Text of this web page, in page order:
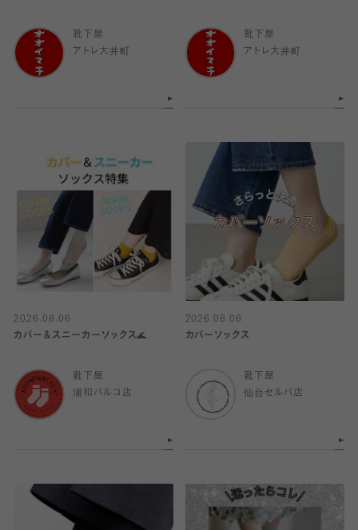
靴下屋
アトレ大井町
靴下屋
アトレ大井町
2026.08.06
カバー＆スニーカーソックス🌊
靴下屋
浦和パルコ店
2026.08.06
カバーソックス
靴下屋
仙台セルバ店